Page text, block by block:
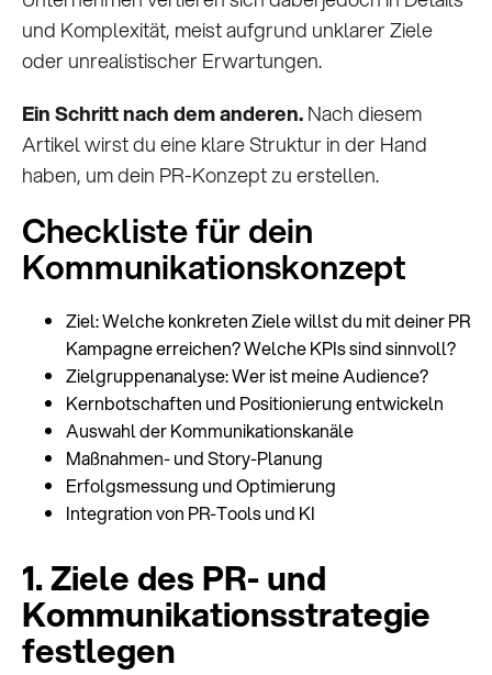
und Komplexität, meist aufgrund unklarer Ziele
oder unrealistischer Erwartungen.
Ein Schritt nach dem anderen.Nach diesem
Artikel wirst du eine klare Struktur in der Hand
haben, um dein PR-Konzept zu erstellen.
Checkliste für dein
Kommunikationskonzept
Ziel: Welche konkreten Ziele willst du mit deiner PR
Kampagne erreichen? Welche KPIs sind sinnvoll?
Zielgruppenanalyse: Wer ist meine Audience?
Kernbotschaften und Positionierung entwickeln
Auswahl der Kommunikationskanäle
Maßnahmen- und Story-Planung
Erfolgsmessung und Optimierung
Integration von PR-Tools und KI
1. Ziele des PR- und
Kommunikationsstrategie
festlegen